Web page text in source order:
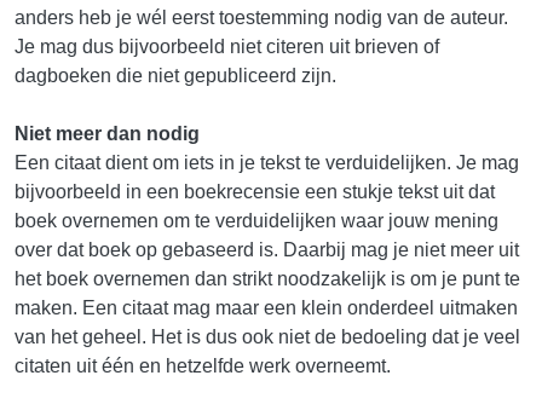
anders heb je wél eerst toestemming nodig van de auteur.
Je mag dus bijvoorbeeld niet citeren uit brieven of
dagboeken die niet gepubliceerd zijn.
Niet meer dan nodig
Een citaat dient om iets in je tekst te verduidelijken. Je mag
bijvoorbeeld in een boekrecensie een stukje tekst uit dat
boek overnemen om te verduidelijken waar jouw mening
over dat boek op gebaseerd is. Daarbij mag je niet meer uit
het boek overnemen dan strikt noodzakelijk is om je punt te
maken. Een citaat mag maar een klein onderdeel uitmaken
van het geheel. Het is dus ook niet de bedoeling dat je veel
citaten uit één en hetzelfde werk overneemt.